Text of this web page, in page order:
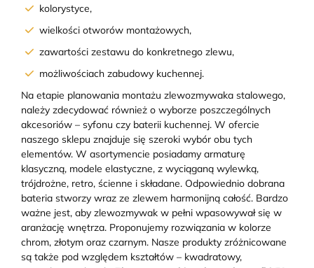
kolorystyce,
wielkości otworów montażowych,
zawartości zestawu do konkretnego zlewu,
możliwościach zabudowy kuchennej.
Na etapie planowania montażu zlewozmywaka stalowego,
należy zdecydować również o wyborze poszczególnych
akcesoriów – syfonu czy baterii kuchennej. W ofercie
naszego sklepu znajduje się szeroki wybór obu tych
elementów. W asortymencie posiadamy armaturę
klasyczną, modele elastyczne, z wyciąganą wylewką,
trójdrożne, retro, ścienne i składane. Odpowiednio dobrana
bateria stworzy wraz ze zlewem harmonijną całość. Bardzo
ważne jest, aby zlewozmywak w pełni wpasowywał się w
aranżację wnętrza. Proponujemy rozwiązania w kolorze
chrom, złotym oraz czarnym. Nasze produkty zróżnicowane
są także pod względem kształtów – kwadratowy,